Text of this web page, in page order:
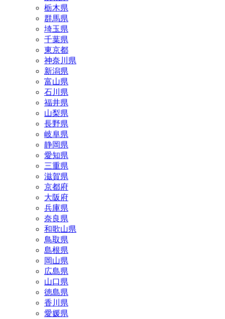
栃木県
群馬県
埼玉県
千葉県
東京都
神奈川県
新潟県
富山県
石川県
福井県
山梨県
長野県
岐阜県
静岡県
愛知県
三重県
滋賀県
京都府
大阪府
兵庫県
奈良県
和歌山県
鳥取県
島根県
岡山県
広島県
山口県
徳島県
香川県
愛媛県